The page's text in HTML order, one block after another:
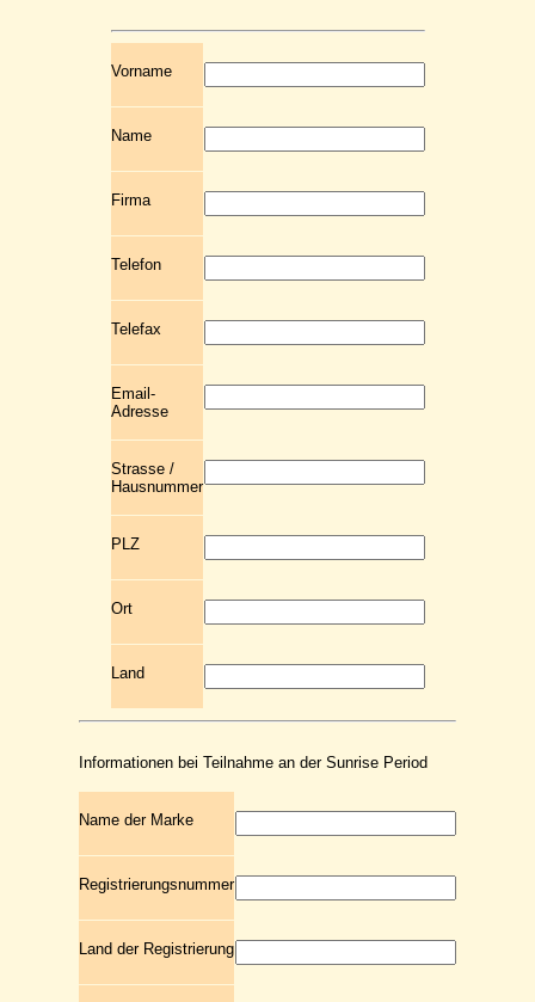
Vorname
Name
Firma
Telefon
Telefax
Email-
Adresse
Strasse /
Hausnummer
PLZ
Ort
Land
Informationen bei Teilnahme an der Sunrise Period
Name der Marke
Registrierungsnummer
Land der Registrierung